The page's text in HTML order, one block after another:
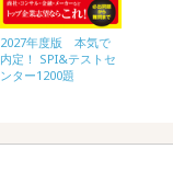
2027年度版 本気で
内定！ SPI&テストセ
ンター1200題